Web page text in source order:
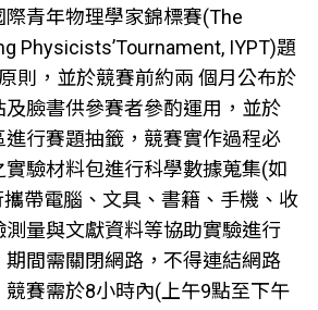
青年物理學家錦標賽(The
Physicists’Tournament, IYPT)題
則，並於競賽前約兩 個月公布於
臉書供參賽者參酌運用，並於
行賽題抽籤，競賽實作過程必
驗材料包進行科學數據蒐集(如
帶電腦、文具、書籍、手機、收
量與文獻資料等協助實驗進行
間需關閉網路，不得連結網路
競賽需於8小時內(上午9點至下午